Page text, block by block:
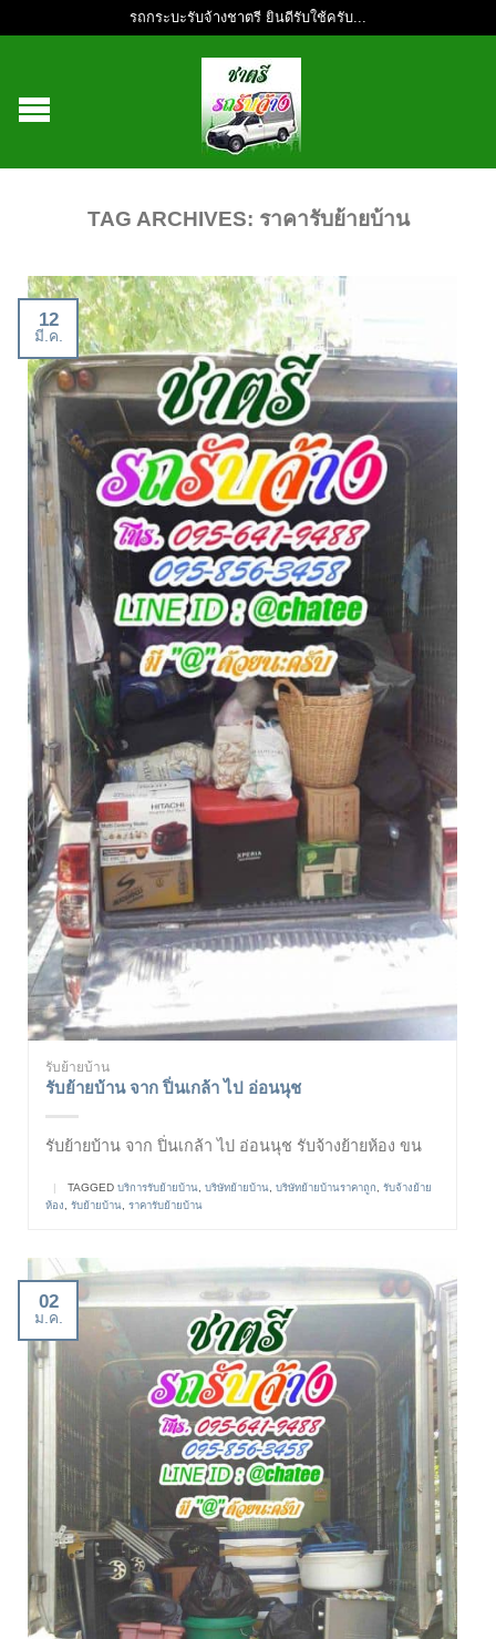
รถกระบะรับจ้างชาตรี ยินดีรับใช้ครับ...
TAG ARCHIVES: ราคารับย้ายบ้าน
12
มี.ค.
รับย้ายบ้าน
รับย้ายบ้าน จาก ปิ่นเกล้า ไป อ่อนนุช
รับย้ายบ้าน จาก ปิ่นเกล้า ไป อ่อนนุช รับจ้างย้ายห้อง ขน
| TAGGED บริการรับย้ายบ้าน บริษัทย้ายบ้าน บริษัทย้ายบ้านราคาถูก
รับจ้างย้าย
ห้อง
รับย้ายบ้าน ราคารับย้ายบ้าน
02
ม.ค.